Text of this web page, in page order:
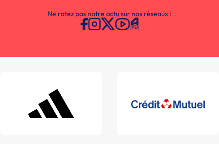
Ne ratez pas notre actu sur nos réseaux :